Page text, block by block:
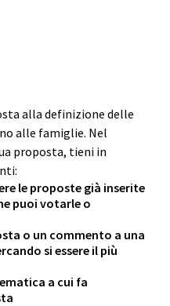
alla definizione delle
alle famiglie. Nel
proposta, tieni in
le proposte già inserite
puoi votarle o
o un commento a una
si essere il più
a cui fa